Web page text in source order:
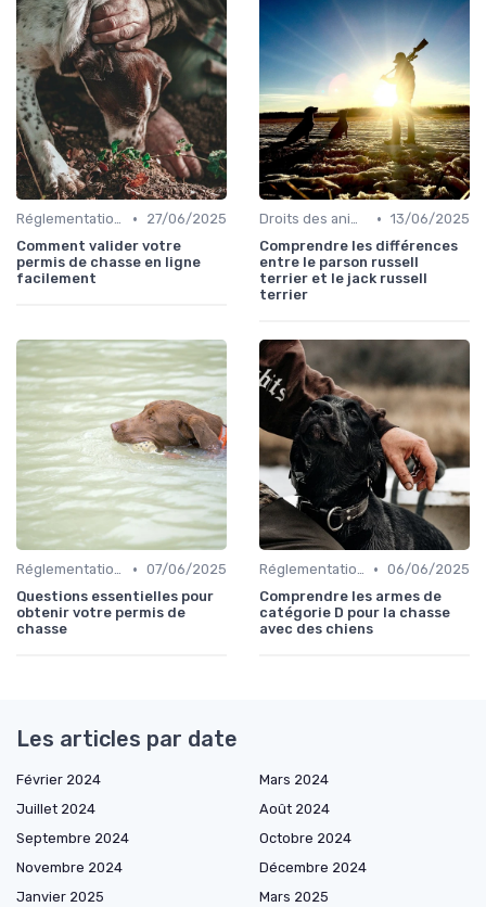
Réglementations de chasse •
27/06/2025
Comment valider votre
permis de chasse en ligne
facilement
Droits des animaux • 13/06/2025
Comprendre les différences
entre le parson russell
terrier et le jack russell
terrier
Réglementations de chasse • 07/06/2025
Questions essentielles pour
obtenir votre permis de
chasse
Réglementations de chasse • 06/06/2025
Comprendre les armes de
catégorie D pour la chasse
avec des chiens
Les articles par date
Février 2024
Mars 2024
Juillet 2024
Août 2024
Septembre 2024
Octobre 2024
Novembre 2024
Décembre 2024
Janvier 2025
Mars 2025